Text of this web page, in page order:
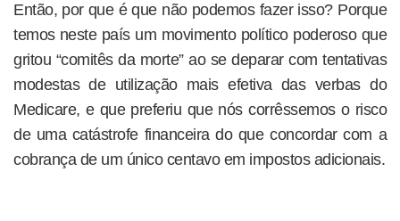
Então, por que é que não podemos fazer isso? Porque
temos neste país um movimento político poderoso que
gritou “comitês da morte” ao se deparar com tentativas
modestas de utilização mais efetiva das verbas do
Medicare, e que preferiu que nós corrêssemos o risco
de uma catástrofe financeira do que concordar com a
cobrança de um único centavo em impostos adicionais.